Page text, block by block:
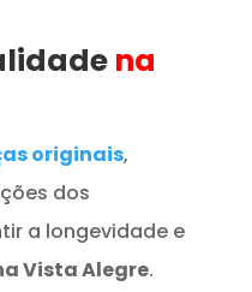
na
originais,
dos
a longevidade e
Vista Alegre.